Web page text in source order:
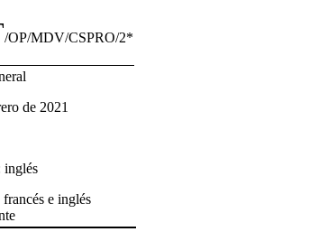
/OP/MDV/CSPRO/2*
de 2021
inglés
e inglés